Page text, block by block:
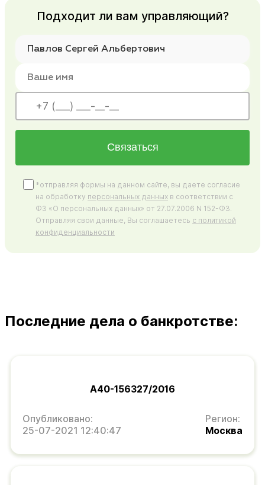
Подходит ли вам управляющий?
Связаться
*отправляя формы на данном сайте, вы даете согласие
на обработку персональных данных в соответствии с
ФЗ «О персональных данных» от 27.07.2006 N 152-ФЗ.
Отправляя свои данные, Вы соглашаетесь с политикой
конфиденциальности
Последние дела о банкротстве:
А40-156327/2016
Опубликовано:
25-07-2021 12:40:47
Регион:
Москва